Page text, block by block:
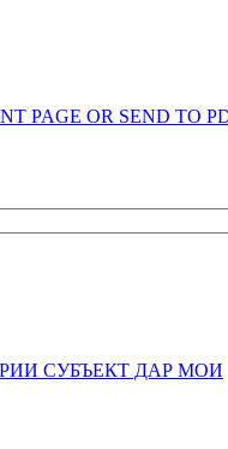
PAGE OR SEND TO
СУБЪЕКТ ДАР МОИ